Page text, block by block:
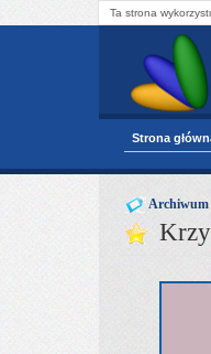
Ta strona
Strona
Archiwum